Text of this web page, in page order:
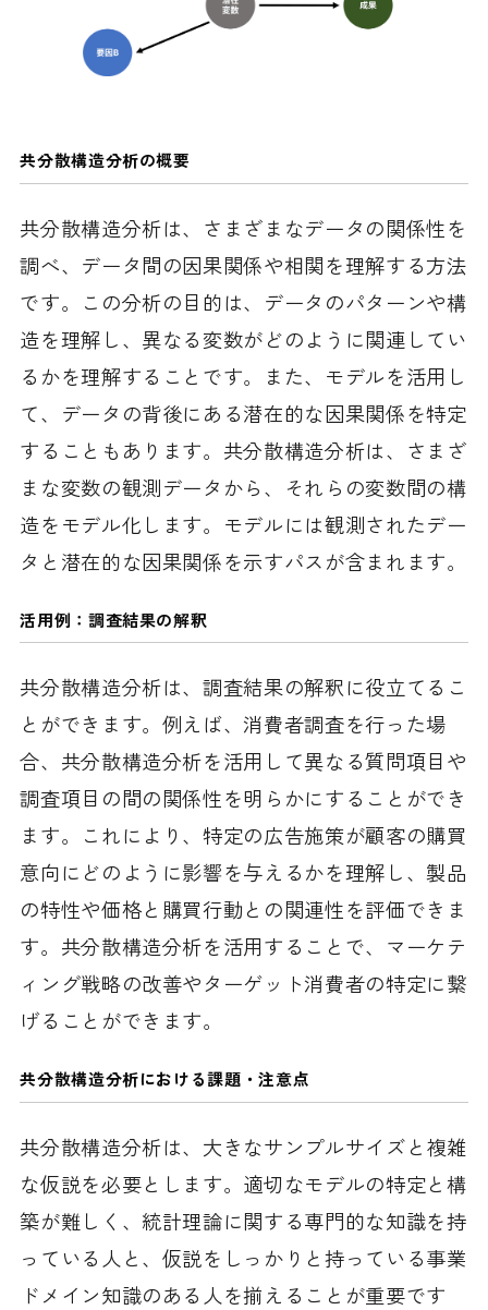
共分散構造分析の概要
共分散構造分析は、さまざまなデータの関係性を
調べ、データ間の因果関係や相関を理解する方法
です。この分析の目的は、データのパターンや構
造を理解し、異なる変数がどのように関連してい
るかを理解することです。また、モデルを活用し
て、データの背後にある潜在的な因果関係を特定
することもあります。共分散構造分析は、さまざ
まな変数の観測データから、それらの変数間の構
造をモデル化します。モデルには観測されたデー
タと潜在的な因果関係を示すパスが含まれます。
活用例：調査結果の解釈
共分散構造分析は、調査結果の解釈に役立てるこ
とができます。例えば、消費者調査を行った場
合、共分散構造分析を活用して異なる質問項目や
調査項目の間の関係性を明らかにすることができ
ます。これにより、特定の広告施策が顧客の購買
意向にどのように影響を与えるかを理解し、製品
の特性や価格と購買行動との関連性を評価できま
す。共分散構造分析を活用することで、マーケテ
ィング戦略の改善やターゲット消費者の特定に繋
げることができます。
共分散構造分析における課題 ・注意点
共分散構造分析は、大きなサンプルサイズと複雑
な仮説を必要とします。適切なモデルの特定と構
築が難しく、統計理論に関する専門的な知識を持
っている人と、仮説をしっかりと持っている事業
ドメイン知識のある人を揃えることが重要です